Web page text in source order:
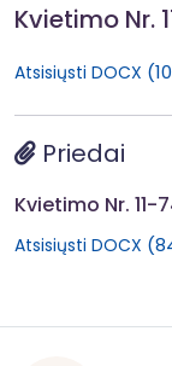
Kvietimo Nr.
Atsisiųsti DOCX
Priedai
Kvietimo Nr.
Atsisiųsti DOCX